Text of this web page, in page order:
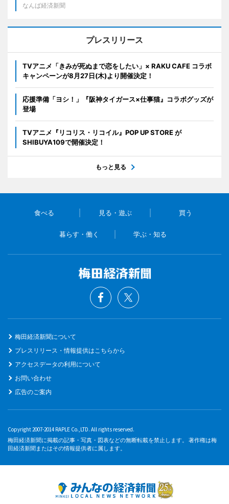
なんば経済新聞
プレスリリース
TVアニメ「きみが死ぬまで恋をしたい」× RAKU CAFE コラボ
キャンペーンが8月27日(木)より開催決定！
応援準備「ヨシ！」『阪神タイガース×仕事猫』コラボグッズが
登場
TVアニメ『リコリス・リコイル』POP UP STORE が
SHIBUYA109で開催決定！
もっと見る
食べる 見る・遊ぶ 買う
暮らす・働く 学ぶ・知る
梅田経済新聞について
プレスリリース・情報提供はこちらから
アクセスデータの利用について
お問い合わせ
広告のご案内
Copyright 2007-2014 RAPLE Co.,LTD. All rights reserved.
梅田経済新聞に掲載の記事・写真・図表などの無断転載を禁止します。 著作権は梅
田経済新聞またはその情報提供者に属します。